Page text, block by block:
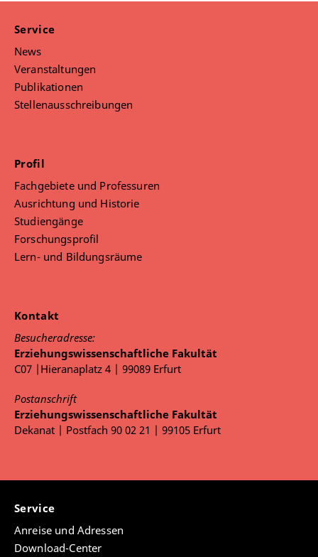
Service
News
Veranstaltungen
Publikationen
Stellenausschreibungen
Profil
Fachgebiete und Professuren
Ausrichtung und Historie
Studiengänge
Forschungsprofil
Lern- und Bildungsräume
Kontakt
Besucheradresse:
Erziehungswissenschaftliche Fakultät
C07 |Hieranaplatz 4 | 99089 Erfurt
Postanschrift
Erziehungswissenschaftliche Fakultät
Dekanat | Postfach 90 02 21 | 99105 Erfurt
Service
Anreise und Adressen
Download-Center